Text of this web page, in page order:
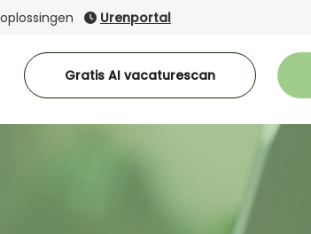
Urenportal
Gratis AI vacaturescan